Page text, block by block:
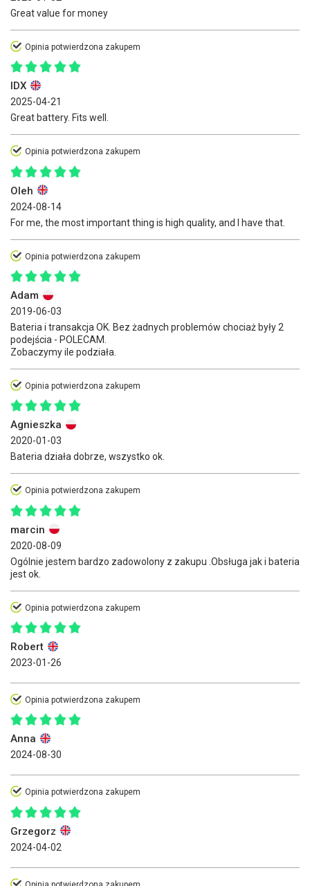
Great value for money
Opinia potwierdzona zakupem
IDX
2025-04-21
Great battery. Fits well.
Opinia potwierdzona zakupem
Oleh
2024-08-14
For me, the most important thing is high quality, and I have that.
Opinia potwierdzona zakupem
Adam
2019-06-03
Bateria i transakcja OK. Bez żadnych problemów chociaż były 2
podejścia - POLECAM.
Zobaczymy ile podziała.
Opinia potwierdzona zakupem
Agnieszka
2020-01-03
Bateria działa dobrze, wszystko ok.
Opinia potwierdzona zakupem
marcin
2020-08-09
Ogólnie jestem bardzo zadowolony z zakupu .Obsługa jak i bateria
jest ok.
Opinia potwierdzona zakupem
Robert
2023-01-26
Opinia potwierdzona zakupem
Anna
2024-08-30
Opinia potwierdzona zakupem
Grzegorz
2024-04-02